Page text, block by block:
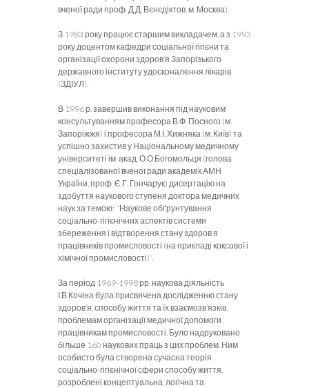
вченої ради проф. Д.Д. Вєнєдіктов, м. Москва).
З 1983 року працює старшим викладачем, а з 1993
року доцентом кафедри соціальної гігієни та
організації охорони здоров’я Запорізького
державного інституту удосконалення лікарів
(ЗДІУЛ).
В 1996 р. завершив виконання під науковим
консультуванням професора В.Ф. Посного (м.
Запоріжжя) і професора М.І. Хижняка (м. Київ) та
успішно захистив у Національному медичному
університеті ім. акад. О.О.Богомольця (голова
спеціалізованої вченої ради академік АМН
України, проф. Є.Г. Гончарук) дисертацію на
здобуття наукового ступеня доктора медичних
наук за темою: “Наукове обґрунтування
соціально-гігієнічних аспектів системи
збереження і відтворення стану здоров’я
працівників промисловості (на прикладі коксової і
хімічної промисловості)”.
За період 1969-1998 рр. наукова діяльність
І.В.Кочіна була присвячена дослідженню стану
здоров’я, способу життя та їх взаємозв’язків,
проблемам організації медичної допомоги
працівникам промисловості. Було надруковано
більше 160 наукових праць з цих проблем. Ним
особисто була створена сучасна теорія
соціально-гігієнічної сфери способу життя,
розроблені концептуальна, логічна та